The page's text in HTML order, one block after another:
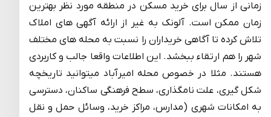
زمانی از سال برای خرید مسکن در منطقه مورد نظر بهترین
زمان ممکن است. آلونک به غیر از ارائه آگهی های املاک
تلاش کرده تا آگاهی خریداران را نسبت به محله های مختلف
شهر را هم ارتقاء ببخشد. این اطلاعات واقعا جالب و کاربردی
هستند. مثلا در خصوص محله امیرآباد میتوانید تاریخچه
شکل گیری، علت نامگذاری، سطح فرهنگی ساکنان، دسترسی
به امکانات شهری (مدارس، مراکز خرید، وسائل حمل و نقل